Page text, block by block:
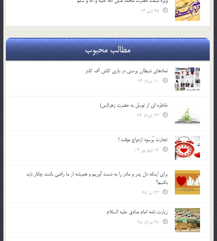
مطالب محبوب
نمادهای شیطان پرستی در بازی کلش آف کلنز
خاطره ای از توسل به حضرت زهرا(س)
تجارت پُرسود ازدواج موقت !
براي اينكه دل پدر و مادر را به دست آوريم و هميشه از ما راضي باشند چكار بايد
بكنيم؟
زیارت نامه امام صادق علیه السلام